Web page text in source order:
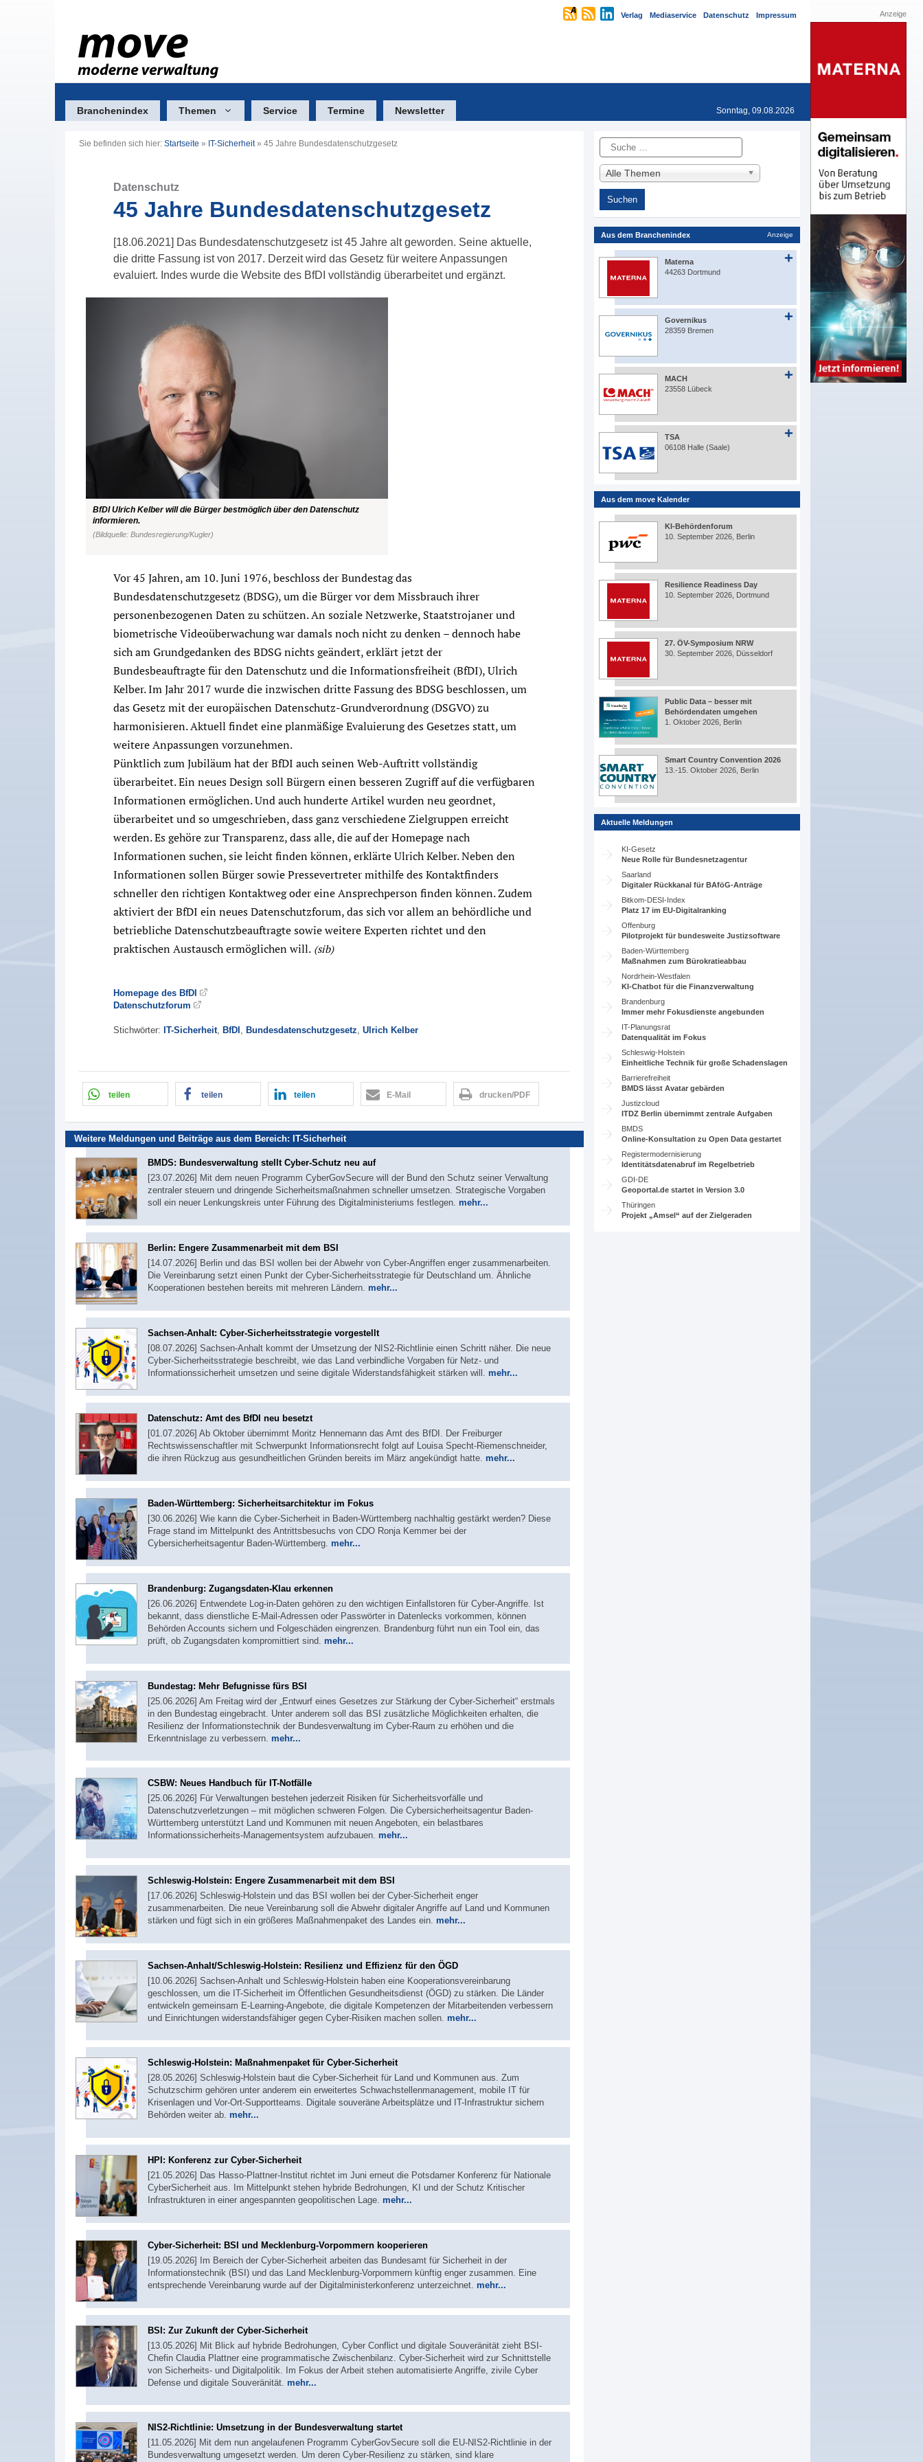
Verlag Mediaservice Datenschutz Impressum
Branchenindex Themen Service Termine Newsletter Sonntag, 09.08.2026
Sie befinden sich hier: Startseite » IT-Sicherheit» 45 Jahre Bundesdatenschutzgesetz
Datenschutz
45 Jahre Bundesdatenschutzgesetz
[18.06.2021] Das Bundesdatenschutzgesetz ist 45 Jahre alt geworden. Seine aktuelle,
die dritte Fassung ist von 2017. Derzeit wird das Gesetz für weitere Anpassungen
evaluiert. Indes wurde die Website des BfDI vollständig überarbeitet und ergänzt.
BfDI Ulrich Kelber will die Bürger bestmöglich über den Datenschutz
informieren.
(Bildquelle: Bundesregierung/Kugler)
Vor 45 Jahren, am 10. Juni 1976, beschloss der Bundestag das
Bundesdatenschutzgesetz (BDSG), um die Bürger vor dem Missbrauch ihrer
personenbezogenen Daten zu schützen. An soziale Netzwerke, Staatstrojaner und
biometrische Videoüberwachung war damals noch nicht zu denken – dennoch habe
sich am Grundgedanken des BDSG nichts geändert, erklärt jetzt der
Bundesbeauftragte für den Datenschutz und die Informationsfreiheit (BfDI), Ulrich
Kelber. Im Jahr 2017 wurde die inzwischen dritte Fassung des BDSG beschlossen, um
das Gesetz mit der europäischen Datenschutz-Grundverordnung (DSGVO) zu
harmonisieren. Aktuell findet eine planmäßige Evaluierung des Gesetzes statt, um
weitere Anpassungen vorzunehmen.
Pünktlich zum Jubiläum hat der BfDI auch seinen Web-Auftritt vollständig
überarbeitet. Ein neues Design soll Bürgern einen besseren Zugriff auf die verfügbaren
Informationen ermöglichen. Und auch hunderte Artikel wurden neu geordnet,
überarbeitet und so umgeschrieben, dass ganz verschiedene Zielgruppen erreicht
werden. Es gehöre zur Transparenz, dass alle, die auf der Homepage nach
Informationen suchen, sie leicht finden können, erklärte Ulrich Kelber. Neben den
Informationen sollen Bürger sowie Pressevertreter mithilfe des Kontaktfinders
schneller den richtigen Kontaktweg oder eine Ansprechperson finden können. Zudem
aktiviert der BfDI ein neues Datenschutzforum, das sich vor allem an behördliche und
betriebliche Datenschutzbeauftragte sowie weitere Experten richtet und den
praktischen Austausch ermöglichen will. (sib)
Homepage des BfDI
Datenschutzforum
Stichwörter: IT-Sicherheit BfDI Bundesdatenschutzgesetz Ulrich Kelber
teilen teilen teilen E-Mail drucken/PDF
Weitere Meldungen und Beiträge aus dem Bereich: IT-Sicherheit
BMDS: Bundesverwaltung stellt Cyber-Schutz neu auf
[23.07.2026] Mit dem neuen Programm CyberGovSecure will der Bund den Schutz seiner Verwaltung
zentraler steuern und dringende Sicherheitsmaßnahmen schneller umsetzen. Strategische Vorgaben
soll ein neuer Lenkungskreis unter Führung des Digitalministeriums festlegen. mehr...
Berlin: Engere Zusammenarbeit mit dem BSI
[14.07.2026] Berlin und das BSI wollen bei der Abwehr von Cyber-Angriffen enger zusammenarbeiten.
Die Vereinbarung setzt einen Punkt der Cyber-Sicherheitsstrategie für Deutschland um. Ähnliche
Kooperationen bestehen bereits mit mehreren Ländern. mehr...
Sachsen-Anhalt: Cyber-Sicherheitsstrategie vorgestellt
[08.07.2026] Sachsen-Anhalt kommt der Umsetzung der NIS2-Richtlinie einen Schritt näher. Die neue
Cyber-Sicherheitsstrategie beschreibt, wie das Land verbindliche Vorgaben für Netz- und
Informationssicherheit umsetzen und seine digitale Widerstandsfähigkeit stärken will. mehr...
Datenschutz: Amt des BfDI neu besetzt
[01.07.2026] Ab Oktober übernimmt Moritz Hennemann das Amt des BfDI. Der Freiburger
Rechtswissenschaftler mit Schwerpunkt Informationsrecht folgt auf Louisa Specht-Riemenschneider,
die ihren Rückzug aus gesundheitlichen Gründen bereits im März angekündigt hatte. mehr...
Baden-Württemberg: Sicherheitsarchitektur im Fokus
[30.06.2026] Wie kann die Cyber-Sicherheit in Baden-Württemberg nachhaltig gestärkt werden? Diese
Frage stand im Mittelpunkt des Antrittsbesuchs von CDO Ronja Kemmer bei der
Cybersicherheitsagentur Baden-Württemberg. mehr...
Brandenburg: Zugangsdaten-Klau erkennen
[26.06.2026] Entwendete Log-in-Daten gehören zu den wichtigen Einfallstoren für Cyber-Angriffe. Ist
bekannt, dass dienstliche E-Mail-Adressen oder Passwörter in Datenlecks vorkommen, können
Behörden Accounts sichern und Folgeschäden eingrenzen. Brandenburg führt nun ein Tool ein, das
prüft, ob Zugangsdaten kompromittiert sind. mehr...
Bundestag: Mehr Befugnisse fürs BSI
[25.06.2026] Am Freitag wird der „Entwurf eines Gesetzes zur Stärkung der Cyber-Sicherheit“ erstmals
in den Bundestag eingebracht. Unter anderem soll das BSI zusätzliche Möglichkeiten erhalten, die
Resilienz der Informationstechnik der Bundesverwaltung im Cyber-Raum zu erhöhen und die
Erkenntnislage zu verbessern. mehr...
CSBW: Neues Handbuch für IT-Notfälle
[25.06.2026] Für Verwaltungen bestehen jederzeit Risiken für Sicherheitsvorfälle und
Datenschutzverletzungen – mit möglichen schweren Folgen. Die Cybersicherheitsagentur Baden-
Württemberg unterstützt Land und Kommunen mit neuen Angeboten, ein belastbares
Informationssicherheits-Managementsystem aufzubauen. mehr...
Schleswig-Holstein: Engere Zusammenarbeit mit dem BSI
[17.06.2026] Schleswig-Holstein und das BSI wollen bei der Cyber-Sicherheit enger
zusammenarbeiten. Die neue Vereinbarung soll die Abwehr digitaler Angriffe auf Land und Kommunen
stärken und fügt sich in ein größeres Maßnahmenpaket des Landes ein. mehr...
Sachsen-Anhalt/Schleswig-Holstein: Resilienz und Effizienz für den ÖGD
[10.06.2026] Sachsen-Anhalt und Schleswig-Holstein haben eine Kooperationsvereinbarung
geschlossen, um die IT-Sicherheit im Öffentlichen Gesundheitsdienst (ÖGD) zu stärken. Die Länder
entwickeln gemeinsam E-Learning-Angebote, die digitale Kompetenzen der Mitarbeitenden verbessern
und Einrichtungen widerstandsfähiger gegen Cyber-Risiken machen sollen. mehr...
Schleswig-Holstein: Maßnahmenpaket für Cyber-Sicherheit
[28.05.2026] Schleswig-Holstein baut die Cyber-Sicherheit für Land und Kommunen aus. Zum
Schutzschirm gehören unter anderem ein erweitertes Schwachstellenmanagement, mobile IT für
Krisenlagen und Vor-Ort-Supportteams. Digitale souveräne Arbeitsplätze und IT-Infrastruktur sichern
Behörden weiter ab. mehr...
HPI: Konferenz zur Cyber-Sicherheit
[21.05.2026] Das Hasso-Plattner-Institut richtet im Juni erneut die Potsdamer Konferenz für Nationale
CyberSicherheit aus. Im Mittelpunkt stehen hybride Bedrohungen, KI und der Schutz Kritischer
Infrastrukturen in einer angespannten geopolitischen Lage. mehr...
Cyber-Sicherheit: BSI und Mecklenburg-Vorpommern kooperieren
[19.05.2026] Im Bereich der Cyber-Sicherheit arbeiten das Bundesamt für Sicherheit in der
Informationstechnik (BSI) und das Land Mecklenburg-Vorpommern künftig enger zusammen. Eine
entsprechende Vereinbarung wurde auf der Digitalministerkonferenz unterzeichnet. mehr...
BSI: Zur Zukunft der Cyber-Sicherheit
[13.05.2026] Mit Blick auf hybride Bedrohungen, Cyber Conflict und digitale Souveränität zieht BSI-
Chefin Claudia Plattner eine programmatische Zwischenbilanz. Cyber-Sicherheit wird zur Schnittstelle
von Sicherheits- und Digitalpolitik. Im Fokus der Arbeit stehen automatisierte Angriffe, zivile Cyber
Defense und digitale Souveränität. mehr...
NIS2-Richtlinie: Umsetzung in der Bundesverwaltung startet
[11.05.2026] Mit dem nun angelaufenen Programm CyberGovSecure soll die EU‑NIS2‑Richtlinie in der
Bundesverwaltung umgesetzt werden. Um deren Cyber-Resilienz zu stärken, sind klare
Suche
Alle Themen
Aus dem Branchenindex Anzeige
Materna
44263 Dortmund
Governikus
28359 Bremen
MACH
23558 Lübeck
TSA
06108 Halle (Saale)
Aus dem move Kalender
KI-Behördenforum
10. September 2026, Berlin
Resilience Readiness Day
10. September 2026, Dortmund
27. ÖV-Symposium NRW
30. September 2026, Düsseldorf
Public Data – besser mit
Behördendaten umgehen
1. Oktober 2026, Berlin
Smart Country Convention 2026
13.-15. Oktober 2026, Berlin
Aktuelle Meldungen
KI-Gesetz
Neue Rolle für Bundesnetzagentur
Saarland
Digitaler Rückkanal für BAföG-Anträge
Bitkom-DESI-Index
Platz 17 im EU-Digitalranking
Offenburg
Pilotprojekt für bundesweite Justizsoftware
Baden-Württemberg
Maßnahmen zum Bürokratieabbau
Nordrhein-Westfalen
KI-Chatbot für die Finanzverwaltung
Brandenburg
Immer mehr Fokusdienste angebunden
IT-Planungsrat
Datenqualität im Fokus
Schleswig-Holstein
Einheitliche Technik für große Schadenslagen
Barrierefreiheit
BMDS lässt Avatar gebärden
Justizcloud
ITDZ Berlin übernimmt zentrale Aufgaben
BMDS
Online-Konsultation zu Open Data gestartet
Registermodernisierung
Identitätsdatenabruf im Regelbetrieb
GDI-DE
Geoportal.de startet in Version 3.0
Thüringen
Projekt „Amsel“ auf der Zielgeraden
Anzeige